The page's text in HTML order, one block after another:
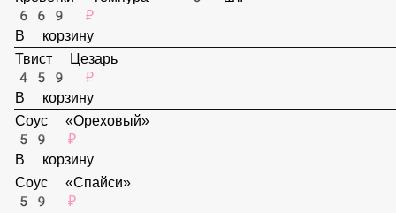
Стрипсы куринные
339 ₽
В корзину
Креветки Темпура - 6 шт.
669 ₽
В корзину
Твист Цезарь
459 ₽
В корзину